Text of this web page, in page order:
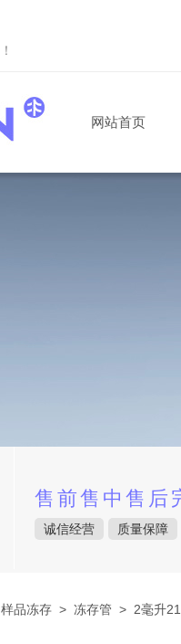
！
网站首页
售前售中售后
诚信经营 质量保障
样品冻存 > 冻存管 > 2毫升